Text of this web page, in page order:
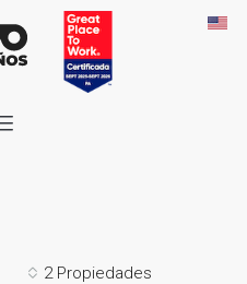
2 Propiedades